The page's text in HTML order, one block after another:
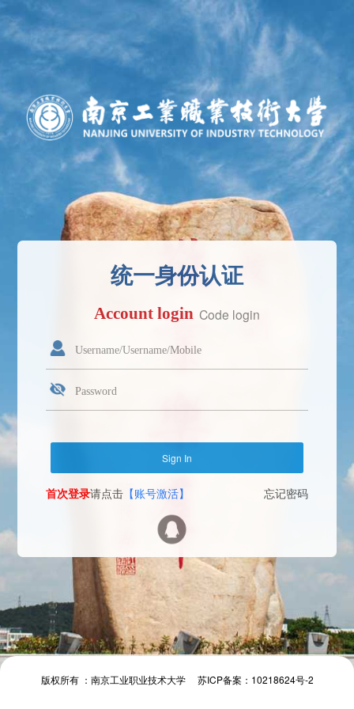
统一身份认证
Account login Code login
首次登录请点击 【账号激活】 忘记密码
Send verification code
The camera will be turned on soon. Please pay attention to your privacy
微信扫一扫
首次登录请点击【账号激活】 忘记密码
版权所有 ：南京工业职业技术大学 苏ICP备案：10218624号-2